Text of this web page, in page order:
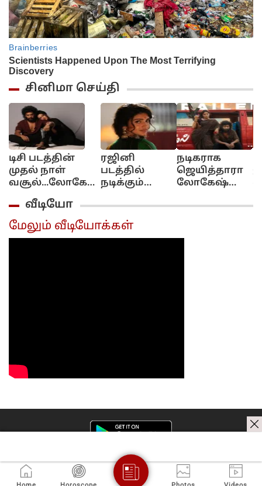
சினிமா செய்தி
டிசி படத்தின்
முதல் நாள்
வசூல்...லோகேஷ்
கனகராஜ் செஞ்ச
தரமான சம்பவம்!
ரஜினி
படத்தில்
நடிக்கும்
பரபர
அப்டேட்!...
நடிகராக
ஜெயித்தாரா
லோகேஷ்
டிசி டிவிட்டர்
வீடியோ
மேலும் வீடியோக்கள்